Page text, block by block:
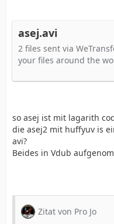
asej.avi
2 files sent via
your files around the
so asej ist mit lagarith
die asej2 mit huffyuv is
avi?
Beides in Vdub
Zitat von Pro Jo